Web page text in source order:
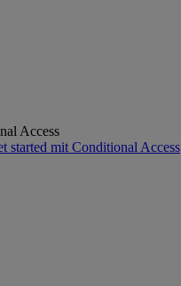
Access
started mit Conditional Access